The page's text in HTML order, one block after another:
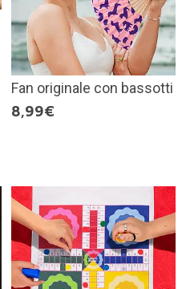
Fan originale con bassotti
8,99€